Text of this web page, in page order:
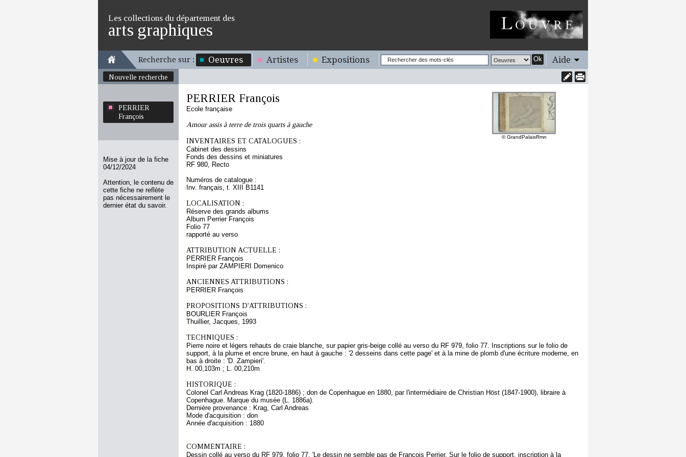
Les collections du département des
arts graphiques
Recherche sur : Oeuvres Artistes Expositions Ok Aide
Nouvelle recherche
PERRIER
François
Mise à jour de la fiche
04/12/2024
Attention, le contenu de
cette fiche ne reflète
pas nécessairement le
dernier état du savoir.
© GrandPalaisRmn
PERRIER François
Ecole française
Amour assis à terre de trois quarts à gauche
INVENTAIRES ET CATALOGUES :
Cabinet des dessins
Fonds des dessins et miniatures
RF 980, Recto
Numéros de catalogue :
Inv. français, t. XIII B1141
LOCALISATION :
Réserve des grands albums
Album Perrier François
Folio 77
rapporté au verso
ATTRIBUTION ACTUELLE :
PERRIER François
Inspiré par ZAMPIERI Domenico
ANCIENNES ATTRIBUTIONS :
PERRIER François
PROPOSITIONS D'ATTRIBUTIONS :
BOURLIER François
Thuillier, Jacques, 1993
TECHNIQUES :
Pierre noire et légers rehauts de craie blanche, sur papier gris-beige collé au verso du RF 979, folio 77. Inscriptions sur le folio de
support, à la plume et encre brune, en haut à gauche : '2 desseins dans cette page' et à la mine de plomb d'une écriture moderne, en
bas à droite : 'D. Zampieri'.
H. 00,103m ; L. 00,210m
HISTORIQUE :
Colonel Carl Andreas Krag (1820-1886) ; don de Copenhague en 1880, par l'intermédiaire de Christian Höst (1847-1900), libraire à
Copenhague. Marque du musée (L. 1886a).
Dernière provenance : Krag, Carl Andreas
Mode d'acquisition : don
Année d'acquisition : 1880
COMMENTAIRE :
Dessin collé au verso du RF 979, folio 77. 'Le dessin ne semble pas de François Perrier. Sur le folio de support, inscription à la